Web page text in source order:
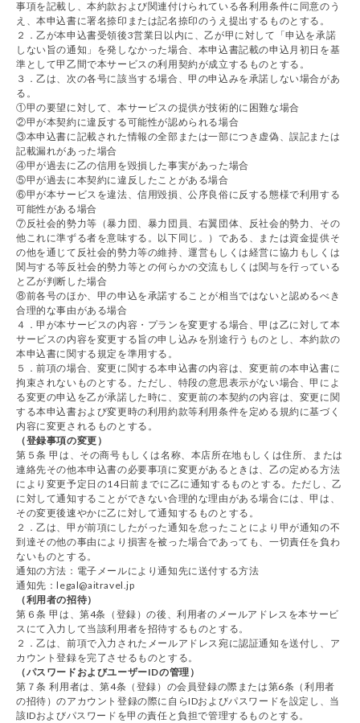
事項を記載し、本約款および関連付けられている各利用条件に同意のう
え、本申込書に署名捺印または記名捺印のうえ提出するものとする。
２．乙が本申込書受領後3営業日以内に、乙が甲に対して「申込を承諾
しない旨の通知」を発しなかった場合、本申込書記載の申込月初日を基
準として甲乙間で本サービスの利用契約が成立するものとする。
３．乙は、次の各号に該当する場合、甲の申込みを承諾しない場合があ
る。
①甲の要望に対して、本サービスの提供が技術的に困難な場合
②甲が本契約に違反する可能性が認められる場合
③本申込書に記載された情報の全部または一部につき虚偽、誤記または
記載漏れがあった場合
④甲が過去に乙の信用を毀損した事実があった場合
⑤甲が過去に本契約に違反したことがある場合
⑥甲が本サービスを違法、信用毀損、公序良俗に反する態様で利用する
可能性がある場合
⑦反社会的勢力等（暴力団、暴力団員、右翼団体、反社会的勢力、その
他これに準ずる者を意味する。以下同じ。）である、または資金提供そ
の他を通じて反社会的勢力等の維持、運営もしくは経営に協力もしくは
関与する等反社会的勢力等との何らかの交流もしくは関与を行っている
と乙が判断した場合
⑧前各号のほか、甲の申込を承諾することが相当ではないと認めるべき
合理的な事由がある場合
４．甲が本サービスの内容・プランを変更する場合、甲は乙に対して本
サービスの内容を変更する旨の申し込みを別途行うものとし、本約款の
本申込書に関する規定を準用する。
５．前項の場合、変更に関する本申込書の内容は、変更前の本申込書に
拘束されないものとする。ただし、特段の意思表示がない場合、甲によ
る変更の申込を乙が承諾した時に、変更前の本契約の内容は、変更に関
する本申込書および変更時の利用約款等利用条件を定める規約に基づく
内容に変更されるものとする。
（登録事項の変更）
第５条 甲は、その商号もしくは名称、本店所在地もしくは住所、または
連絡先その他本申込書の必要事項に変更があるときは、乙の定める方法
により変更予定日の14日前までに乙に通知するものとする。ただし、乙
に対して通知することができない合理的な理由がある場合には、甲は、
その変更後速やかに乙に対して通知するものとする。
２．乙は、甲が前項にしたがった通知を怠ったことにより甲が通知の不
到達その他の事由により損害を被った場合であっても、一切責任を負わ
ないものとする。
通知の方法：電子メールにより通知先に送付する方法
通知先：legal@aitravel.jp
（利用者の招待）
第６条 甲は、第4条（登録）の後、利用者のメールアドレスを本サービ
スにて入力して当該利用者を招待するものとする。
２．乙は、前項で入力されたメールアドレス宛に認証通知を送付し、ア
カウント登録を完了させるものとする。
（パスワードおよびユーザーIDの管理）
第７条 利用者は、第4条（登録）の会員登録の際または第6条（利用者
の招待）のアカウント登録の際に自らIDおよびパスワードを設定し、当
該IDおよびパスワードを甲の責任と負担で管理するものとする。